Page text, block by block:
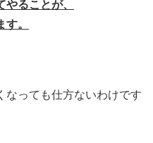
ることが、
。
なっても仕方ないわけです